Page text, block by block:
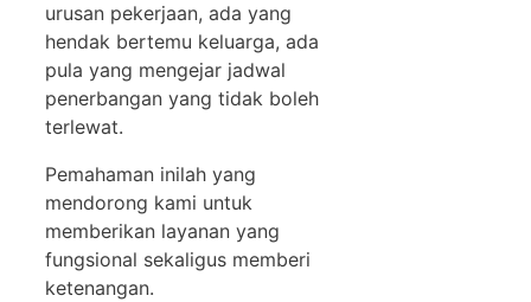
urusan pekerjaan, ada yang
hendak bertemu keluarga, ada
pula yang mengejar jadwal
penerbangan yang tidak boleh
terlewat.
Pemahaman inilah yang
mendorong kami untuk
memberikan layanan yang
fungsional sekaligus memberi
ketenangan.